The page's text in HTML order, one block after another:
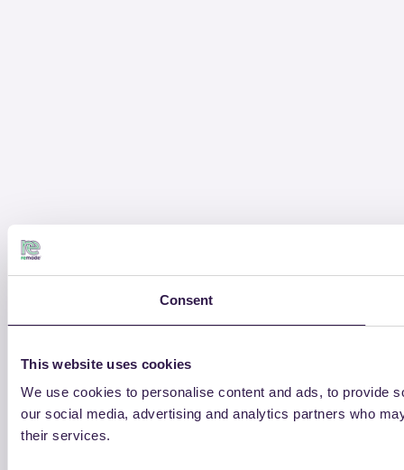
Consent
This website uses cookies
We use cookies to personalise content and ads, to provide
our social media, advertising and analytics partners who
their services.